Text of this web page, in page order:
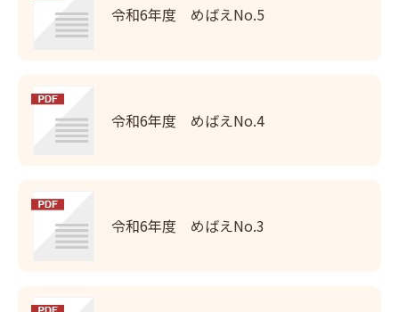
令和6年度 めばえNo.5
令和6年度 めばえNo.4
令和6年度 めばえNo.3